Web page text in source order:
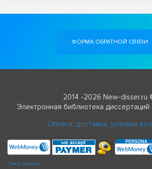
ФОРМА ОБРАТНОЙ СВЯЗИ
2014 -2026 New-disser.ru
Электронная библиотека
Оплата, доставка, условия
Check passport